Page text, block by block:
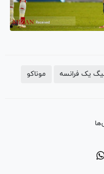
یک فرانسه موناکو